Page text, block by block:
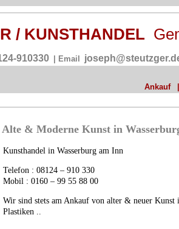
/ KUNSTHANDEL
910330 | Email
Ankauf
Alte & Moderne Kunst in
Kunsthandel in Wasserburg am Inn
Telefon : 08124 – 910 330
Mobil : 0160 – 99 55 88 00
Wir sind stets am Ankauf von alter & neuer Kunst
Plastiken ..